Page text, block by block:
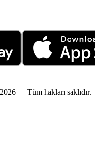
2026 — Tüm hakları saklıdır.